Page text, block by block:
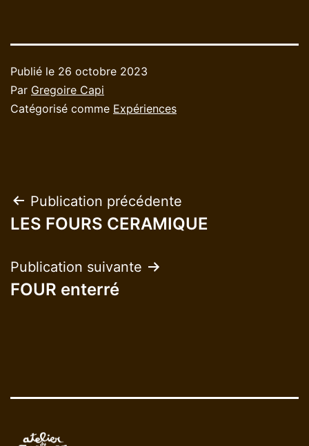
Publié le 26 octobre 2023
Par Gregoire Capi
Catégorisé comme Expériences
Navigation
de
l’article
Publication précédente
LES FOURS CERAMIQUE
Publication suivante
FOUR enterré